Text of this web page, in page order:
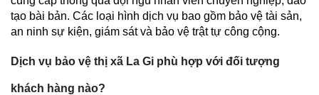
tạo bài bản. Các loại hình dịch vụ bao gồm bảo vệ tài sản,
an ninh sự kiện, giám sát và bảo vệ trật tự công cộng.
Dịch vụ bảo vệ thị xã La Gi phù hợp với đối tượng
khách hàng nào?